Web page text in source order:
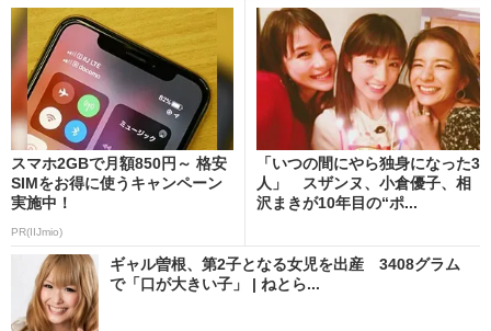
スマホ2GBで月額850円～ 格安
SIMをお得に使うキャンペーン
実施中！
PR(IIJmio)
「いつの間にやら独身になった3
人」 スザンヌ、小倉優子、相
沢まきが10年目の“ポ...
ギャル曽根、第2子となる女児を出産 3408グラム
で「口が大きい子」 | ねとら...